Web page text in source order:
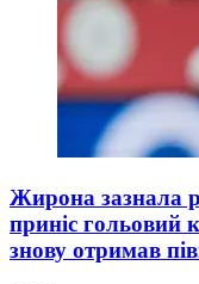
Жирона зазнала
приніс гольовий
знову отримав